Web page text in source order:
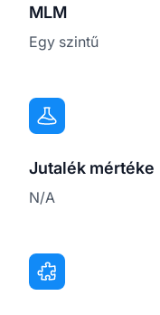
MLM
Egy szintű
Jutalék mértéke
N/A